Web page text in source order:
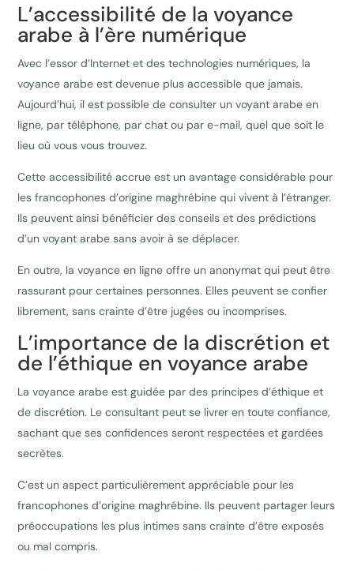
L’accessibilité de la voyance
arabe à l’ère numérique
Avec l’essor d’Internet et des technologies numériques, la
voyance arabe est devenue plus accessible que jamais.
Aujourd’hui, il est possible de consulter un voyant arabe en
ligne, par téléphone, par chat ou par e-mail, quel que soit le
lieu où vous vous trouvez.
Cette accessibilité accrue est un avantage considérable pour
les francophones d’origine maghrébine qui vivent à l’étranger.
Ils peuvent ainsi bénéficier des conseils et des prédictions
d’un voyant arabe sans avoir à se déplacer.
En outre, la voyance en ligne offre un anonymat qui peut être
rassurant pour certaines personnes. Elles peuvent se confier
librement, sans crainte d’être jugées ou incomprises.
L’importance de la discrétion et
de l’éthique en voyance arabe
La voyance arabe est guidée par des principes d’éthique et
de discrétion. Le consultant peut se livrer en toute confiance,
sachant que ses confidences seront respectées et gardées
secrètes.
C’est un aspect particulièrement appréciable pour les
francophones d’origine maghrébine. Ils peuvent partager leurs
préoccupations les plus intimes sans crainte d’être exposés
ou mal compris.